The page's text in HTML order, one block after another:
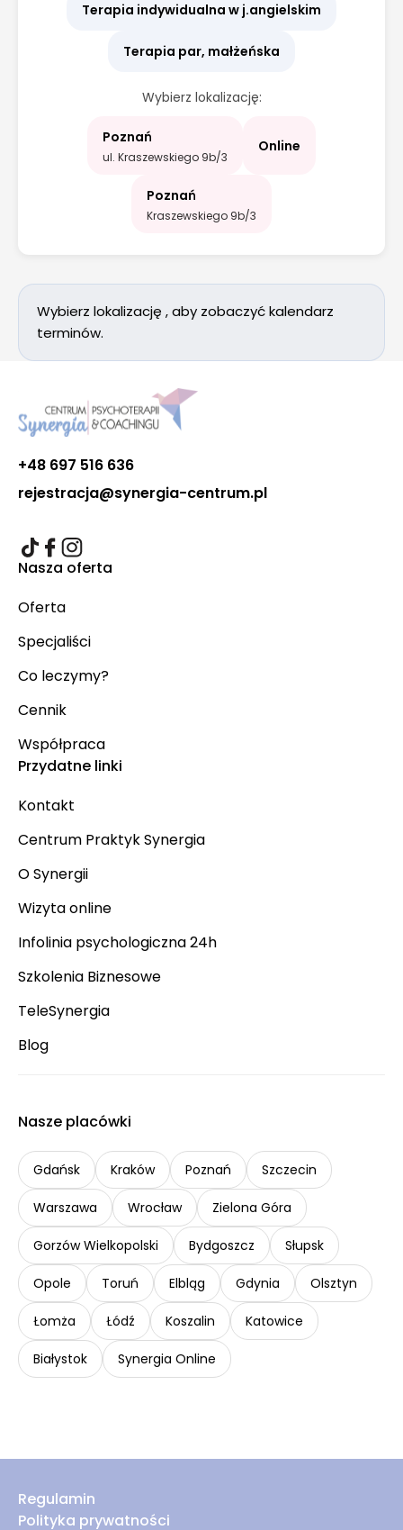
Terapia indywidualna w j.angielskim
Terapia par, małżeńska
Wybierz lokalizację:
Poznań
ul. Kraszewskiego 9b/3
Online
Poznań
Kraszewskiego 9b/3
Wybierz lokalizację , aby zobaczyć kalendarz
terminów.
+48 697 516 636
rejestracja@synergia-centrum.pl
Nasza oferta
Oferta
Specjaliści
Co leczymy?
Cennik
Współpraca
Przydatne linki
Kontakt
Centrum Praktyk Synergia
O Synergii
Wizyta online
Infolinia psychologiczna 24h
Szkolenia Biznesowe
TeleSynergia
Blog
Nasze placówki
Gdańsk Kraków Poznań Szczecin
Warszawa Wrocław Zielona Góra
Gorzów Wielkopolski Bydgoszcz Słupsk
Opole Toruń Elbląg Gdynia Olsztyn
Łomża Łódź Koszalin Katowice
Białystok Synergia Online
Regulamin
Polityka prywatności